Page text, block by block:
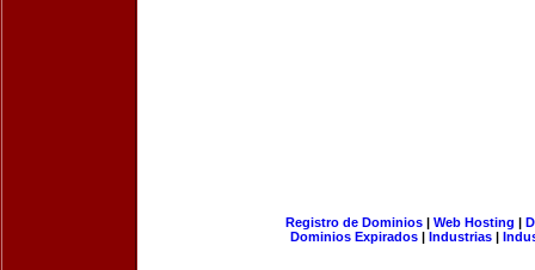
Registro de Dominios| Web Hosting |
Dominios Expirados | Industrias |